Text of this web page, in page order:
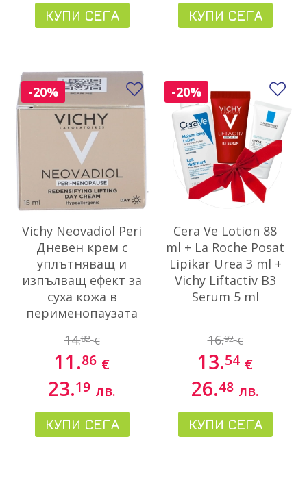
КУПИ СЕГА КУПИ СЕГА
Vichy Neovadiol Peri
Дневен крем с
уплътняващ и
изпълващ ефект за
суха кожа в
перименопаузата
14.82 €
11.86 €
23.19 лв.
КУПИ СЕГА
-20% Добави в любими
Cera Ve Lotion 88
ml + La Roche Posat
Lipikar Urea 3 ml +
Vichy Liftactiv B3
Serum 5 ml
16.92 €
13.54 €
26.48 лв.
КУПИ СЕГА
-20%